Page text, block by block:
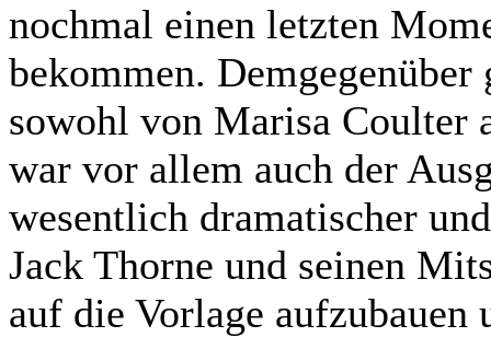
nochmal einen letzten
bekommen.
sowohl von Marisa Coulter
war vor allem auch der
wesentlich dramatischer
Jack Thorne und seinen
auf die Vorlage